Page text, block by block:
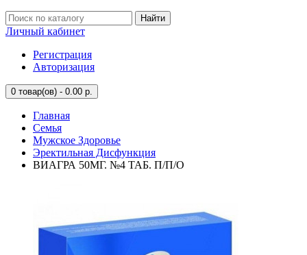
Найти
Личный кабинет
Регистрация
Авторизация
0 товар(ов) - 0.00 р.
Главная
Семья
Мужское Здоровье
Эректильная Дисфункция
ВИАГРА 50МГ. №4 ТАБ. П/П/О